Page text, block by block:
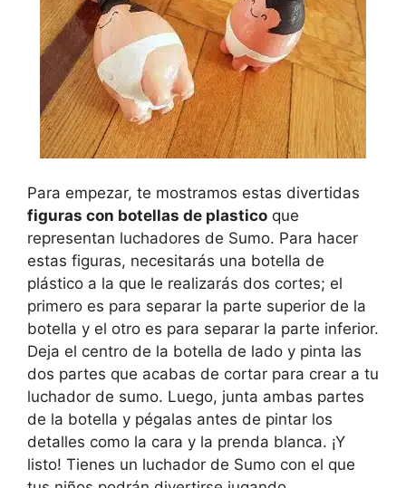
Para empezar, te mostramos estas divertidas
figuras con botellas de plastico que
representan luchadores de Sumo. Para hacer
estas figuras, necesitarás una botella de
plástico a la que le realizarás dos cortes; el
primero es para separar la parte superior de la
botella y el otro es para separar la parte inferior.
Deja el centro de la botella de lado y pinta las
dos partes que acabas de cortar para crear a tu
luchador de sumo. Luego, junta ambas partes
de la botella y pégalas antes de pintar los
detalles como la cara y la prenda blanca. ¡Y
listo! Tienes un luchador de Sumo con el que